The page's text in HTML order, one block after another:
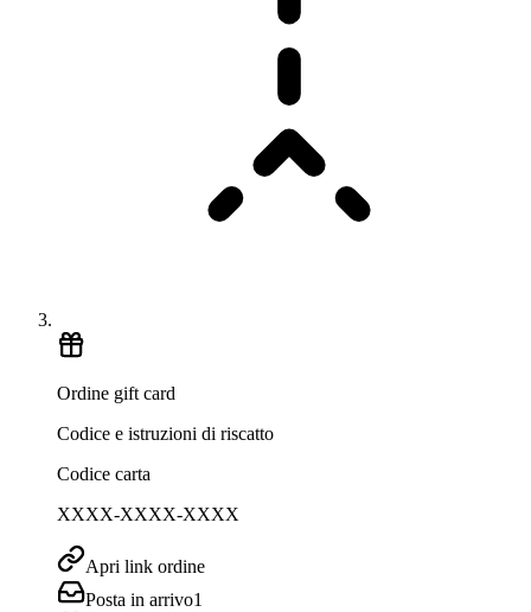
Ordine gift card
Codice e istruzioni di riscatto
Codice carta
XXXX-XXXX-XXXX
Apri link ordine
Posta in arrivo1